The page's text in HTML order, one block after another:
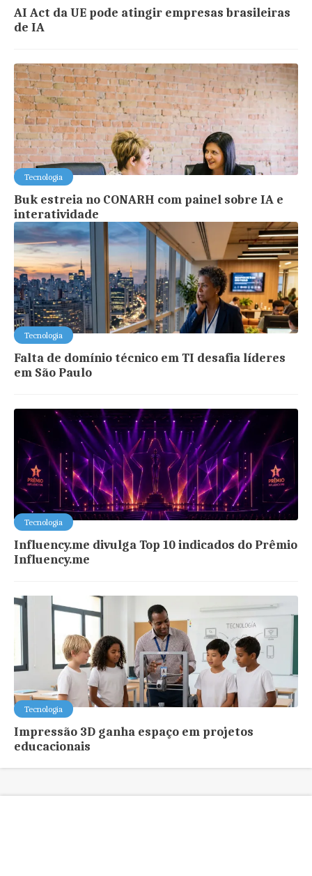
AI Act da UE pode atingir empresas brasileiras
de IA
Tecnologia
Buk estreia no CONARH com painel sobre IA e
interatividade
Tecnologia
Falta de domínio técnico em TI desafia líderes
em São Paulo
Tecnologia
Influency.me divulga Top 10 indicados do Prêmio
Influency.me
Tecnologia
Impressão 3D ganha espaço em projetos
educacionais